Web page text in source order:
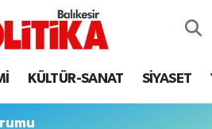
KÜLTÜR-SANAT SİYASET